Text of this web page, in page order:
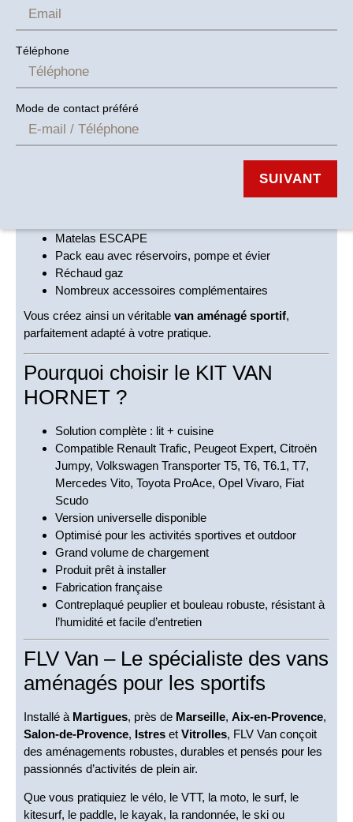
ou en montagne
Longévité adaptée à une utilisation intensive
Ces matériaux sont parfaitement adaptés aux contraintes
de la vanlife et des activités sportives tout au long de
Personnalisez votre
Matelas ESCAPE
Pack eau avec réservoirs, pompe et évier
Réchaud gaz
Nombreux accessoires complémentaires
Vous créez ainsi un véritable van aménagé sportif,
parfaitement adapté à votre pratique.
Pourquoi choisir le KIT VAN
HORNET ?
Solution complète : lit + cuisine
Compatible Renault Trafic, Peugeot Expert, Citroën
Jumpy, Volkswagen Transporter T5, T6, T6.1, T7,
Mercedes Vito, Toyota ProAce, Opel Vivaro, Fiat
Scudo
Version universelle disponible
Optimisé pour les activités sportives et outdoor
Grand volume de chargement
Produit prêt à installer
Fabrication française
Contreplaqué peuplier et bouleau robuste, résistant à
l’humidité et facile d’entretien
FLV Van – Le spécialiste des vans
aménagés pour les sportifs
Installé à Martigues, près de Marseille, Aix-en-Provence,
Salon-de-Provence, Istres et Vitrolles, FLV Van conçoit
des aménagements robustes, durables et pensés pour les
passionnés d’activités de plein air.
Que vous pratiquiez le vélo, le VTT, la moto, le surf, le
kitesurf, le paddle, le kayak, la randonnée, le ski ou
Téléphone
Mode de contact préféré
SUIVANT